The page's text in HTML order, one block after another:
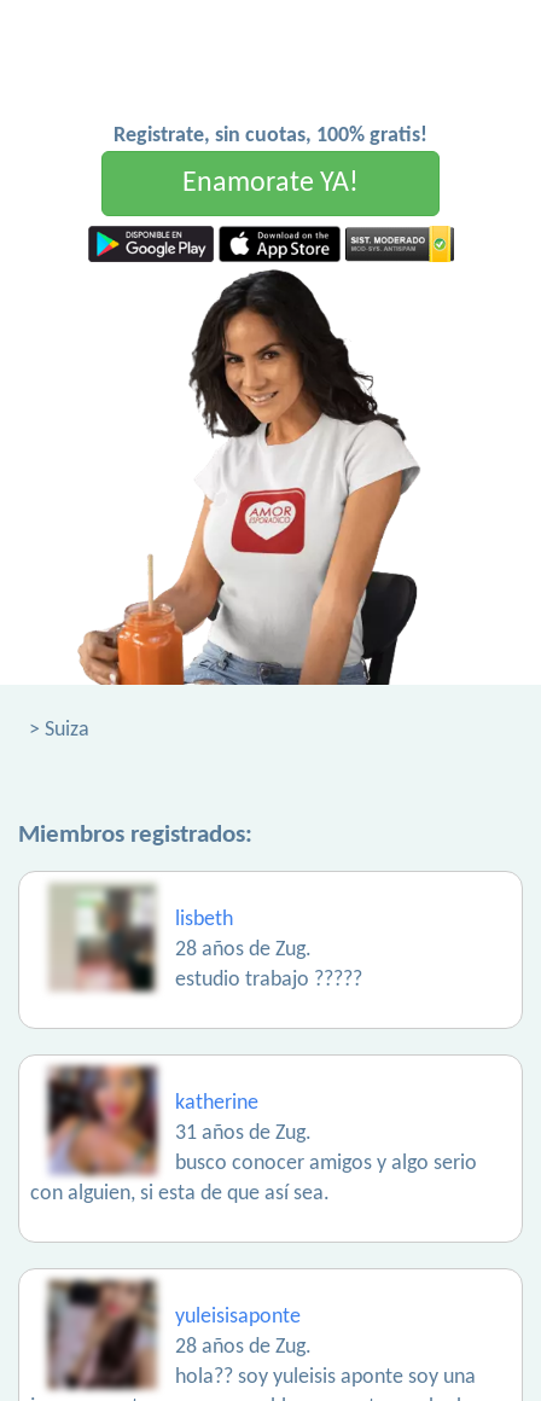
Registrate, sin cuotas, 100% gratis!
Enamorate YA!
> Suiza
Miembros registrados:
lisbeth
28 años de Zug.
estudio trabajo ?????
katherine
31 años de Zug.
busco conocer amigos y algo serio
con alguien, si esta de que así sea.
yuleisisaponte
28 años de Zug.
hola?? soy yuleisis aponte soy una